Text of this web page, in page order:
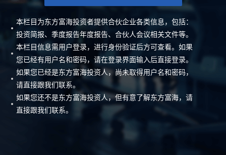
本栏目为东方富海投资者提供合伙企业各类信息，包括：
投资简报、季度报告年度报告、合伙人会议相关文件等。
本栏目信息需用户登录，进行身份验证后方可查看。如果
您已经有用户名和密码，请在登录界面输入后直接登录。
如果您已经是东方富海投资人，尚未取得用户名和密码，
请直接跟我们联系。
如果您还不是东方富海投资人，但有意了解东方富海，请
直接跟我们联系。